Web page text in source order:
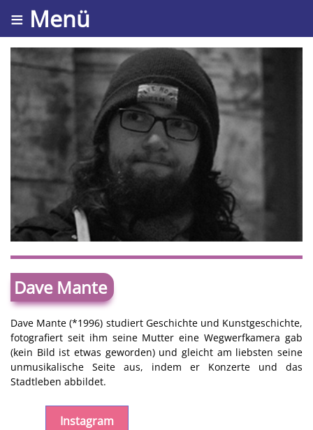
≡ Menü
Dave Mante
Dave Mante (*1996) studiert Geschichte und Kunstgeschichte,
fotografiert seit ihm seine Mutter eine Wegwerfkamera gab
(kein Bild ist etwas geworden) und gleicht am liebsten seine
unmusikalische Seite aus, indem er Konzerte und das
Stadtleben abbildet.
Instagram